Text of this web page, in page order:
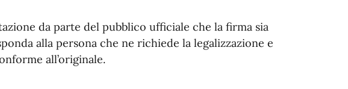
da parte del pubblico ufficiale che la firma sia
alla persona che ne richiede la legalizzazione e
all’originale.